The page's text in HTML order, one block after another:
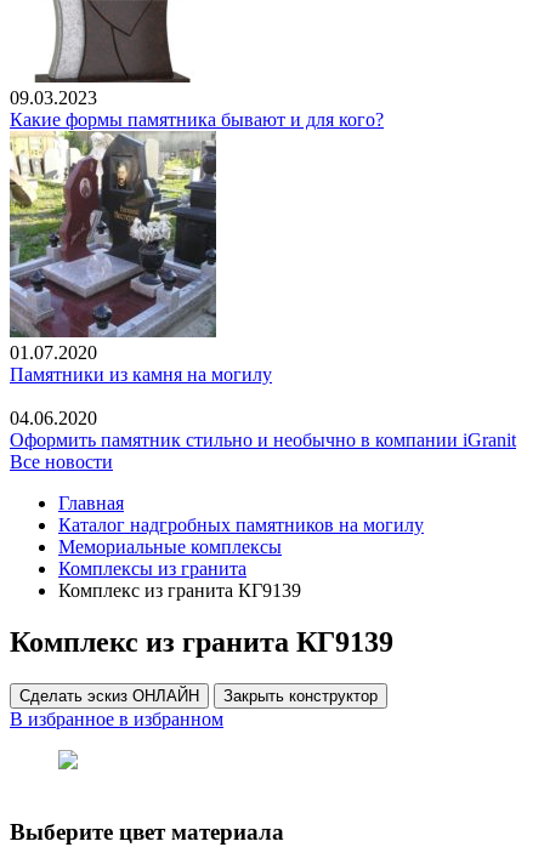
09.03.2023
Какие формы памятника бывают и для кого?
01.07.2020
Памятники из камня на могилу
04.06.2020
Оформить памятник стильно и необычно в компании iGranit
Все новости
Главная
Каталог надгробных памятников на могилу
Мемориальные комплексы
Комплексы из гранита
Комплекс из гранита КГ9139
Комплекс из гранита КГ9139
Сделать эскиз ОНЛАЙН Закрыть конструктор
В избранное в избранном
Выберите цвет материала